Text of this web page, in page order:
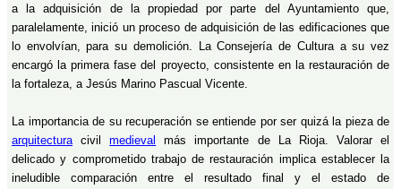
a la adquisición de la propiedad por parte del Ayuntamiento que,
paralelamente, inició un proceso de adquisición de las edificaciones que
lo envolvían, para su demolición. La Consejería de Cultura a su vez
encargó la primera fase del proyecto, consistente en la restauración de
la fortaleza, a Jesús Marino Pascual Vicente.
La importancia de su recuperación se entiende por ser quizá la pieza de
arquitecturacivilmedieval
más importante de La Rioja. Valorar el
delicado y comprometido trabajo de restauración implica establecer la
ineludible comparación entre el resultado final y el estado de